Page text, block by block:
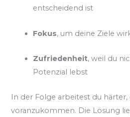
entscheidend ist
Fokus, um deine Ziele
Zufriedenheit, weil du
Potenzial lebst
In der Folge arbeitest du
voranzukommen. Die Lösung